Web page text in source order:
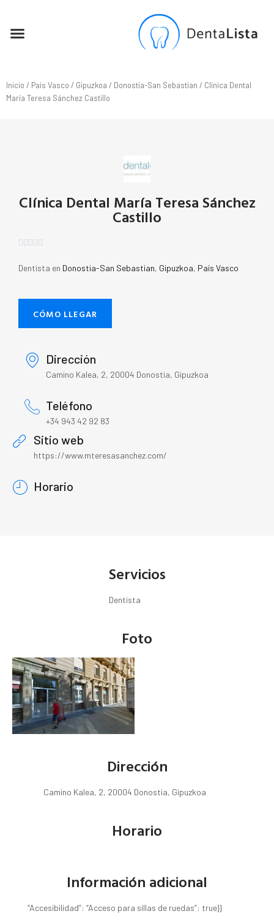
Inicio / País Vasco / Gipuzkoa / Donostia-San Sebastian / Clínica Dental
María Teresa Sánchez Castillo
Clínica Dental María Teresa Sánchez
Castillo
    
Dentista en Donostia-San Sebastian, Gipuzkoa, País Vasco
CÓMO LLEGAR
Dirección
Camino Kalea, 2, 20004 Donostia, Gipuzkoa
Teléfono
+34 943 42 92 83
Sitio web
https://www.mteresasanchez.com/
Horario
Servicios
Dentista
Foto
Dirección
Camino Kalea, 2, 20004 Donostia, Gipuzkoa
Horario
Información adicional
“Accesibilidad”: “Acceso para sillas de ruedas”: true}}